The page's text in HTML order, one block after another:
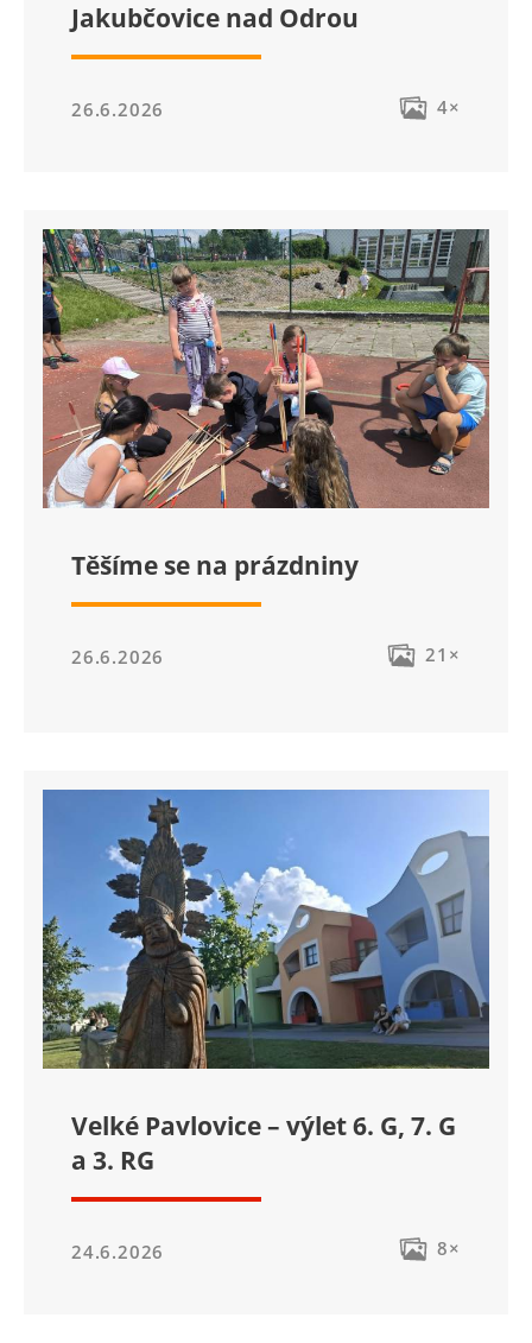
Jakubčovice nad Odrou
26.6.2026 4×
Těšíme se na prázdniny
26.6.2026 21×
Velké Pavlovice – výlet 6. G, 7. G
a 3. RG
24.6.2026 8×